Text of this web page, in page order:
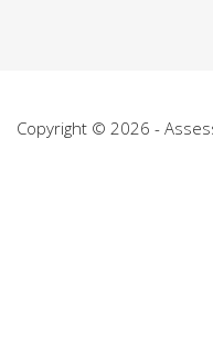
Copyright © 2026 -